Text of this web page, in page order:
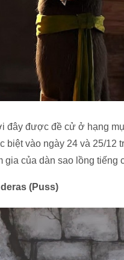
đây được đề cử ở hạng
biệt vào ngày 24 và 25/
gia của dàn sao lồng tiếng
(Puss)